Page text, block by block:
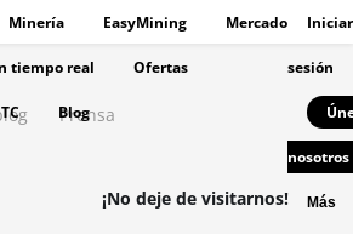
Minería EasyMining Mercado
tiempo real Ofertas
Blog
Iniciar
sesión
nosotros
Más
Prensa
¡No deje de visitarnos!